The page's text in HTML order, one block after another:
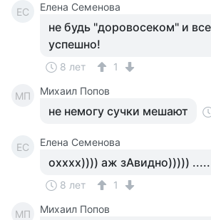
ЕС Елена Семенова
не будь "доровосеком" и
успешно!
8 лет 1
МП Михаил Попов
не немогу сучки мешают
ЕС Елена Семенова
охххх)))) аж зАвидно))))) .....
8 лет 1
МП Михаил Попов